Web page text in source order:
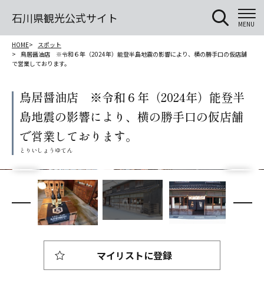
石川県観光公式サイト MENU
HOME
スポット
鳥居醤油店 ※令和６年（2024年）能登半島地震の影響により、横の勝手口の仮店舗
で営業しております。
鳥居醤油店 ※令和６年（2024年）能登半
島地震の影響により、横の勝手口の仮店舗
で営業しております。
マイリストに登録